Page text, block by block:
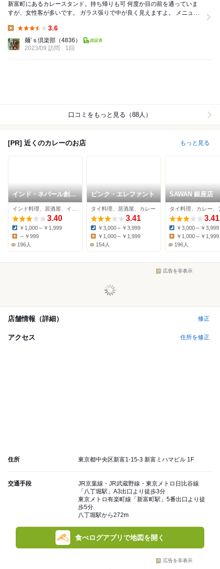
新富町にあるカレースタンド。持ち帰りも可 何度か目の前を通っていま
すが、女性客が多いです。 ガラス張りで中が良く見えますよ。 メニュー
3.6
麺’ｓ倶楽部 （4836）
2023/09 訪問
1回
口コミをもっと見る（88人）
[PR] 近くのカレーのお店 もっと見る
インド・ネパール創作
料理 スリスティ
3.40
Dinner:
￥1,000～￥1,999
～￥999
196人
ピンク・エレファント
タイ料理、居酒屋、カレー
3.41
Dinner:
￥3,000～￥3,999
￥1,000～￥1,999
154人
SAWAN 銀座店
3.41
Dinner:
￥3,000～￥3,999
￥1,000～￥1,999
196人
広告を非表示
店舗情報（詳細） 修正
アクセス 住所を修正
住所 東京都中央区新富1-15-3 新富ミハマビル 1F
交通手段
JR京葉線・JR武蔵野線・東京メトロ日比谷線
「八丁堀駅」A3出口より徒歩3分
東京メトロ有楽町線「新富町駅」5番出口より徒
歩5分
八丁堀駅から272m
食べログアプリで地図を開く
広告を非表示